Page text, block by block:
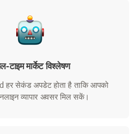
टाइम मार्केट विश्लेषण
हर सेकंड अपडेट होता है ताकि आपको
व्यापार अवसर मिल सकें।